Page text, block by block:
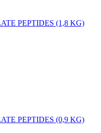
PEPTIDES (1,8 KG)
PEPTIDES (0,9 KG)